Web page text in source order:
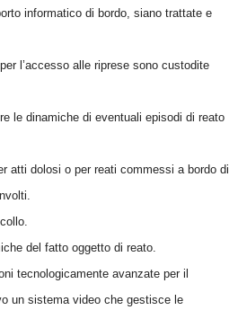
informatico di bordo, siano trattate e
l’accesso alle riprese sono custodite
le dinamiche di eventuali episodi di reato
atti dolosi o per reati commessi a bordo di
del fatto oggetto di reato.
tecnologicamente avanzate per il
un sistema video che gestisce le